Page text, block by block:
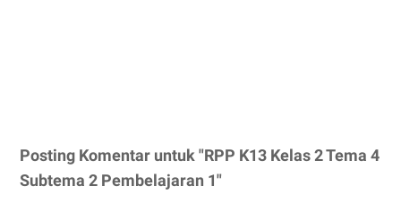
Posting Komentar untuk "RPP K13 Kelas 2 Tema 4
Subtema 2 Pembelajaran 1"